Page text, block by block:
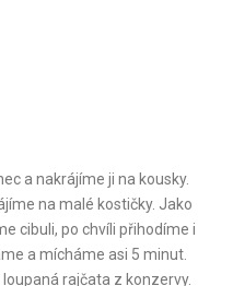
a nakrájíme ji na kousky.
na malé kostičky. Jako
cibuli, po chvíli přihodíme i
a mícháme asi 5 minut.
rajčata z konzervy.